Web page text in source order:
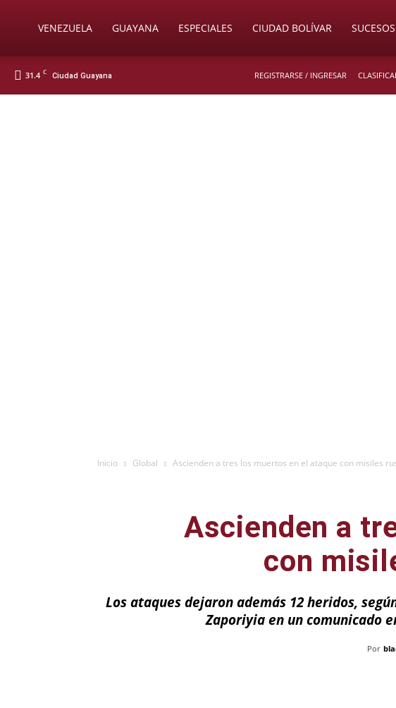
SoyVENEZUELA GUAYANA ESPECIALES CIUDAD BOLÍVAR SUCESOS
31.4 C Ciudad Guayana REGISTRARSE / INGRESAR
Inicio Global Ascienden a tres los muertos en el ataque con misiles
Ascienden a
con
Los ataques dejaron además 12 heridos,
Zaporiyia en un comunicado
Por